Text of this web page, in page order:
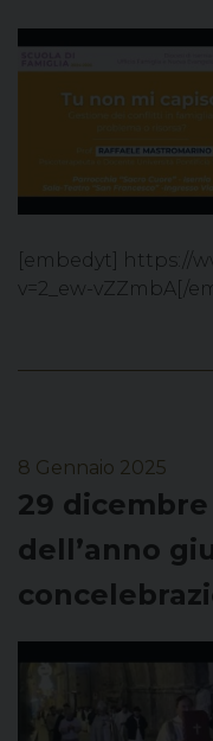
[embedyt] https://
v=2_ew-vZZmbA[/
8 Gennaio 2025
29
dell’anno